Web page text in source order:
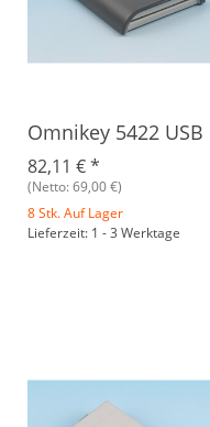
Omnikey 5422 USB
82,11 €*
(Netto: 69,00 €)
8 Stk. Auf Lager
Lieferzeit: 1 - 3 Werktage